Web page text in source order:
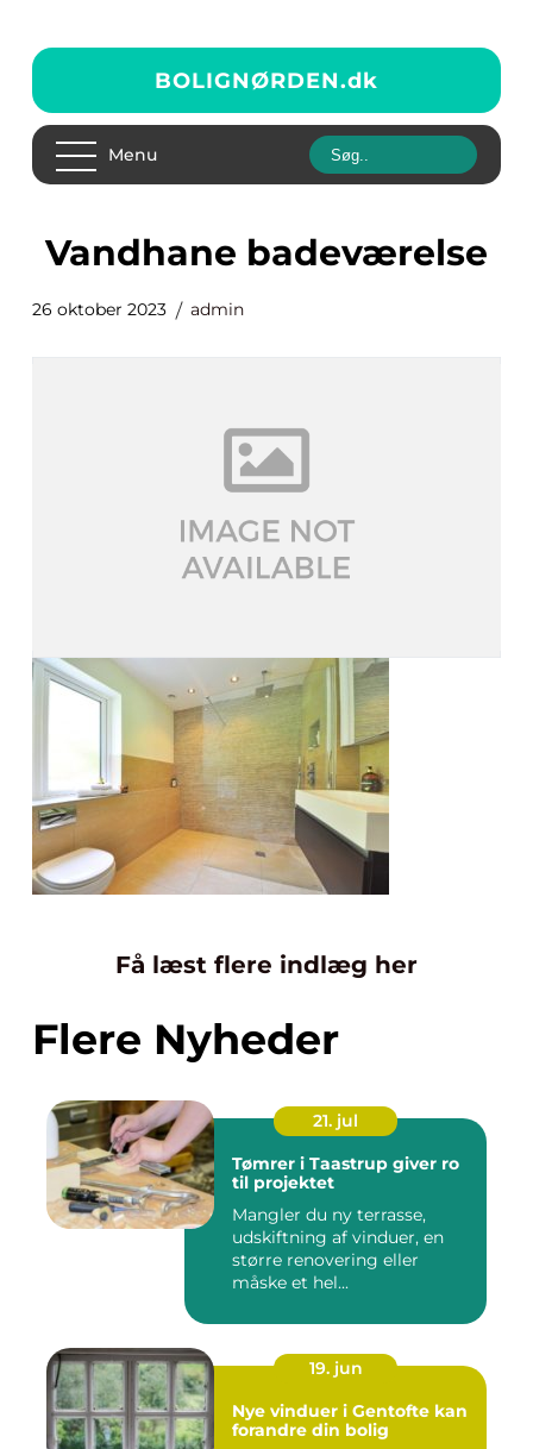
BOLIGNØRDEN.dk
Menu
vandhane badeværelse
26 oktober 2023 admin
Få læst flere indlæg her
Flere Nyheder
21. jul
Tømrer i Taastrup giver ro
til projektet
Mangler du ny terrasse,
udskiftning af vinduer, en
større renovering eller
måske et hel...
19. jun
Nye vinduer i Gentofte kan
forandre din bolig